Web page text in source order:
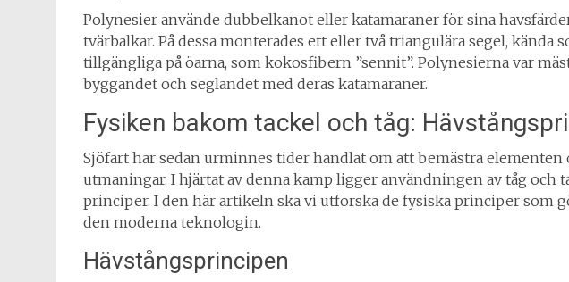
Polynesier använde dubbelkanot eller katamaraner för sina
tvärbalkar. På dessa monterades ett eller två triangulära segel, kända
tillgängliga på öarna, som kokosfibern ”sennit”. Polynesierna var
byggandet och seglandet med deras katamaraner.
Fysiken bakom tackel och tåg:
Sjöfart har sedan urminnes tider handlat om att bemästra
utmaningar. I hjärtat av denna kamp ligger användningen av tåg
principer. I den här artikeln ska vi utforska de fysiska principer som
den moderna teknologin.
Hävstångsprincipen